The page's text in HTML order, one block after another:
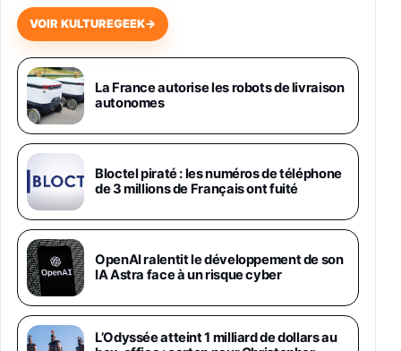
648,63€834,71€
Samsung Galaxy Miracle Ultra, Smartphone
Android 5G avec Galaxy AI, 512 Go,
Chargeur Secteur Rapide 25W Inclus,
Smartphone déverrouillé, Noir, Version FR
1019€
Galaxy S26 Ultra 512 Go Bleu
1019€1399€Fnac (Vendeur Tiers)
Galaxy S26 Ultra 256 Go Violet
892€1199€Fnac (Vendeur Tiers)
Philips SHK2000BL - Casque Enfant - Bleu &
Répartiteur Audio 5 Casques, Blanc
24,94€29,96€Fnac (Vendeur Tiers)
VOIR KULTUREGEEK→
La France autorise les robots de livraison
autonomes
Bloctel piraté : les numéros de téléphone
de 3 millions de Français ont fuité
OpenAI ralentit le développement de son
IA Astra face à un risque cyber
L’Odyssée atteint 1 milliard de dollars au